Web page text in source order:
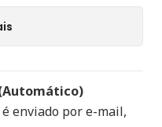
enviado por e-mail,